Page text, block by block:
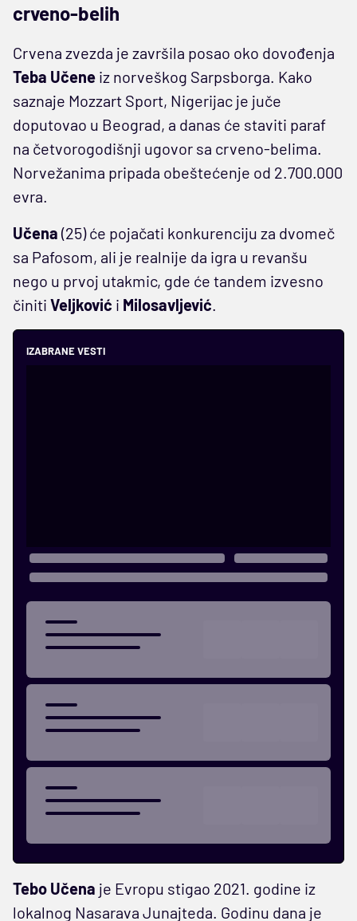
crveno-belih
Crvena zvezda je završila posao oko dovođenja
Teba Učene iz norveškog Sarpsborga. Kako
saznaje Mozzart Sport, Nigerijac je juče
doputovao u Beograd, a danas će staviti paraf
na četvorogodišnji ugovor sa crveno-belima.
Norvežanima pripada obeštećenje od 2.700.000
evra.
Učena (25) će pojačati konkurenciju za dvomeč
sa Pafosom, ali je realnije da igra u revanšu
nego u prvoj utakmic, gde će tandem izvesno
činiti Veljković i Milosavljević.
IZABRANE VESTI
Tebo Učena je Evropu stigao 2021. godine iz
lokalnog Nasarava Junajteda. Godinu dana je